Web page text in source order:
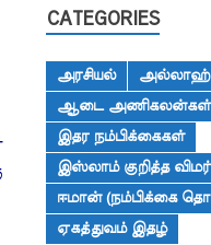
CATEGORIES
அரசியல்
ஆடை அணிகலன்கள்
இதர நம்பிக்கைகள்
இஸ்லாம் குறித்த
ஈமான் (நம்பிக்கை
ஏகத்துவம் இதழ்